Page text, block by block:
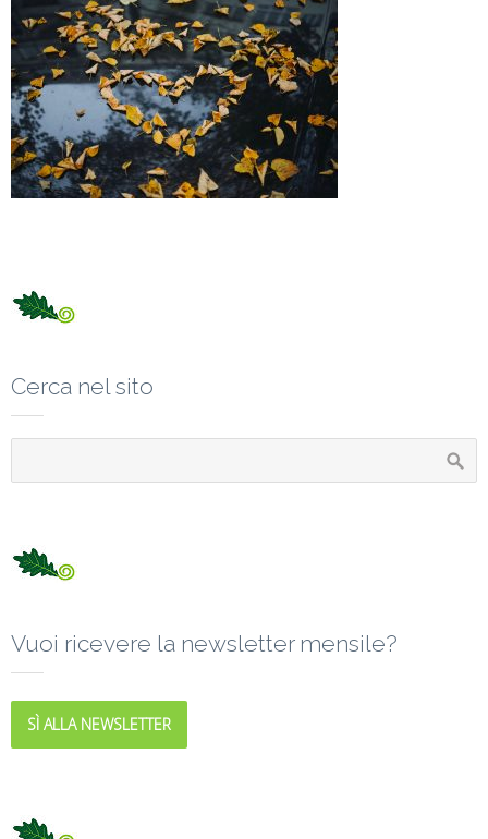
Cerca nel sito
Vuoi ricevere la newsletter mensile?
SÌ ALLA NEWSLETTER